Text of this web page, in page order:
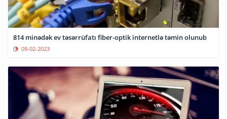
814 minədək ev təsərrüfatı fiber-optik internetlə təmin olunub
09-02-2023